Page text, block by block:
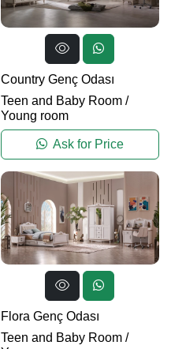
Country Genç Odası
Teen and Baby Room/
Young room
Ask for Price
Flora Genç Odası
Teen and Baby Room/